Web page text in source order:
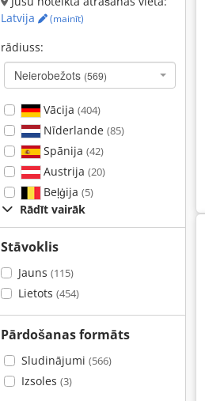
Latvija
(mainīt)
rādiuss:
Neierobežots (569)
Vācija (404)
Nīderlande (85)
Spānija (42)
Austrija (20)
Beļģija (5)
Rādīt vairāk
Stāvoklis
Jauns (115)
Lietots (454)
Pārdošanas formāts
Sludinājumi (566)
Izsoles (3)